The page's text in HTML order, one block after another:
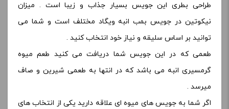
طراحی بطری این جویس بسیار جذاب و زیبا است . میزان
نیکوتین در جویس بمب انبه ویگاد مختلف است و شما می
توانید بر اساس سلیقه و نیاز خود انتخاب کنید .
طعمی که در این جویس شما دریافت می کنید طعم میوه
گرمسیری انبه می باشد که در انتها به طعمی شیرین و صاف
میرسد .
اگر شما به جویس های میوه ای علاقه دارید یکی از انتخاب های